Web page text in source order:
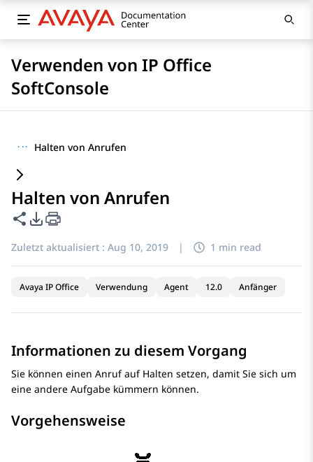
Verwenden von IP Office
SoftConsole
··· Halten von Anrufen
Halten von Anrufen
Diese Seite teilen
PDF-Exportoptionen
Zuletzt aktualisiert : Aug 10, 2019 | 1 min read
Avaya IP Office Verwendung Agent 12.0 Anfänger
Informationen zu diesem Vorgang
Sie können einen Anruf auf Halten setzen, damit Sie sich um
eine andere Aufgabe kümmern können.
Vorgehensweise